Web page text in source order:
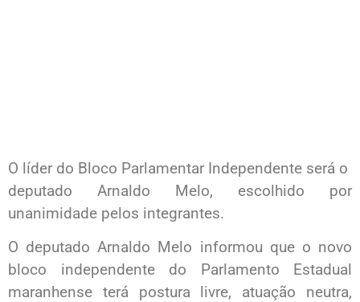
O líder do Bloco Parlamentar Independente será o
deputado Arnaldo Melo, escolhido por
unanimidade pelos integrantes.
O deputado Arnaldo Melo informou que o novo
bloco independente do Parlamento Estadual
maranhense terá postura livre, atuação neutra,